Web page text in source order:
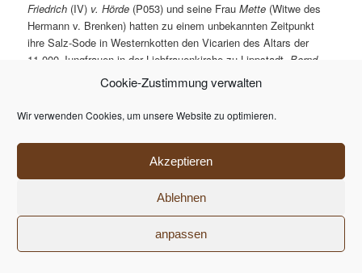
Cookie-Zustimmung verwalten
Wir verwenden Cookies, um unsere Website zu optimieren.
Akzeptieren
Ablehnen
anpassen
Friedrich (IV) v. Hörde (P053) und seine FrauMette (Witwe des
Hermann v. Brenken) hatten zu einem unbekannten Zeitpunkt
ihre Salz-Sode in Westernkotten den Vicarien des Altars der
11.000 Jungfrauen in der Liebfrauenkirche zu Lippstadt, Bernd
Borchard Goldsmet
, in Pfandnutzung gegeben. Am
21. April 1476 vergleichen sich die beiden genannten Vikare mit
dem KnappenFriedrich(VII)v. Hörde(P076), dem Sohn der
bis zur Zahlung des„Hauptstuhls“, d.h. bis zur Rückzahlung des
Kapitals, 6 Gulden Rente daran vor. Die Patrone der
Vicarie,Johann BerntundGert Dusteren, genehmigen den
Vergleich und besiegeln mit den beiden Vikaren die Urkunde.
[55]– Diese Westernkottener Salzsode ist bis ins 19.
Jahrhundert bei den v. Hörde zu Schwarzenraben verblieben und
ging dann erblich über auf v. der Decken bzw. v. Ketteler.